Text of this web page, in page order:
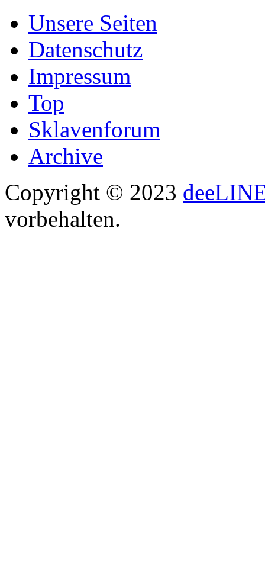
Unsere Seiten
Datenschutz
Impressum
Top
Sklavenforum
Archive
Copyright © 2023
vorbehalten.